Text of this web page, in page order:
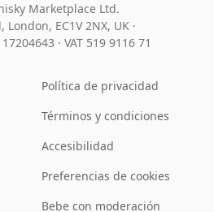
Marketplace Ltd.
London, EC1V 2NX, UK ·
· VAT 519 9116 71
Política de privacidad
Términos y condiciones
Accesibilidad
Preferencias de cookies
Bebe con moderación